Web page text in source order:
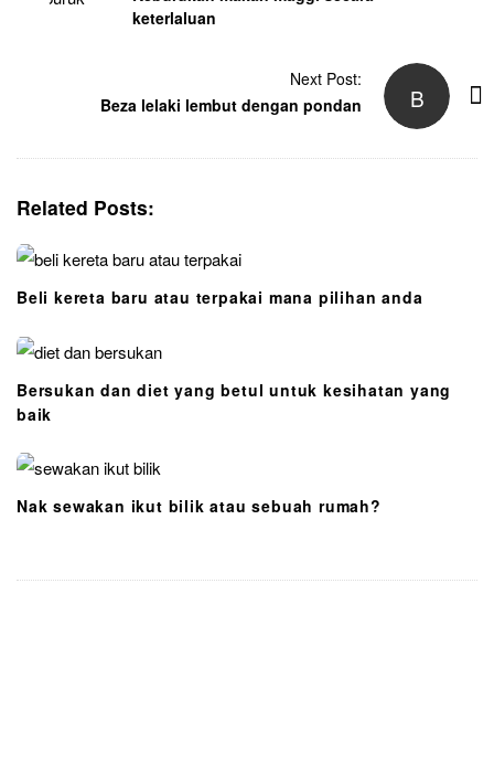
keterlaluan
B
Next Post:
Beza lelaki lembut dengan pondan
Related Posts:
Beli kereta baru atau terpakai mana pilihan anda
Bersukan dan diet yang betul untuk kesihatan yang
baik
Nak sewakan ikut bilik atau sebuah rumah?